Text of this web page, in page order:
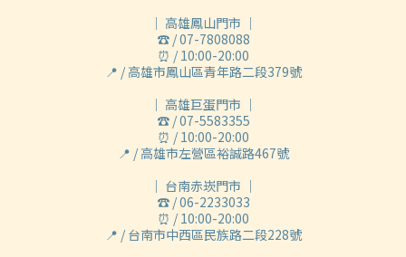
｜ 高雄鳳山門市 ｜
☎ / 07-7808088
⏰ / 10:00-20:00
📍 / 高雄市鳳山區青年路二段379號
｜ 高雄巨蛋門市 ｜
☎ / 07-5583355
⏰ / 10:00-20:00
📍 / 高雄市左營區裕誠路467號
｜ 台南赤崁門市 ｜
☎ / 06-2233033
⏰ / 10:00-20:00
📍 / 台南市中西區民族路二段228號